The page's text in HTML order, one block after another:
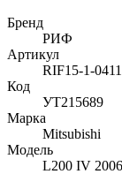
Бренд
РИФ
Артикул
RIF15-1-
Код
УТ215689
Марка
Mitsubishi
Модель
L200 IV